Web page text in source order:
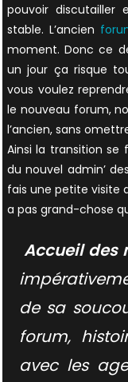
pouvoir discutailler
stable. L’ancien
moment. Donc ce
un jour ça risque
vous voulez
le nouveau forum,
l’ancien, sans
Ainsi la transition se
du nouvel admin’
fais une petite visite
a pas grand-chose
Accueil des
de sa
forum,
avec les